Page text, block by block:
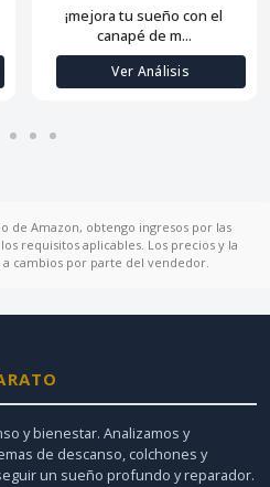
¡mejora tu sueño con el
canapé de m...
Ver Análisis
de Amazon, obtengo ingresos por las
requisitos aplicables. Los precios y la
cambios por parte del vendedor.
y bienestar. Analizamos y
de descanso, colchones y
un sueño profundo y reparador.